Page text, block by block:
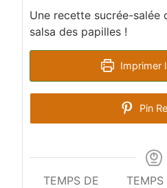
Une recette sucrée-salée
salsa des papilles !
Imprimer
Pin
TEMPS DE
TEMPS